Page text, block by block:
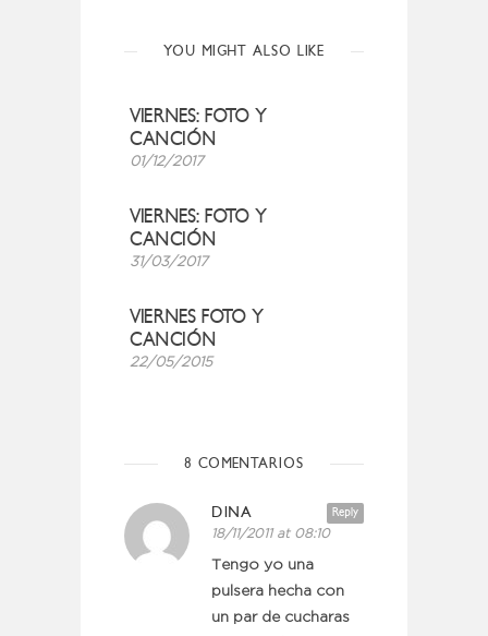
YOU MIGHT ALSO LIKE
VIERNES: FOTO Y
CANCIÓN
01/12/2017
VIERNES: FOTO Y
CANCIÓN
31/03/2017
VIERNES FOTO Y
CANCIÓN
22/05/2015
8 COMENTARIOS
Reply
DINA
18/11/2011 at 08:10
Tengo yo una
pulsera hecha con
un par de cucharas